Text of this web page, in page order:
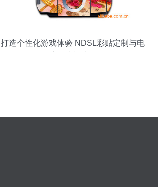
打造个性化游戏体验 NDSL彩贴定制与电